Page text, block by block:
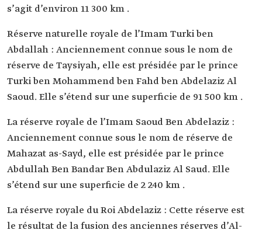
s’agit d’environ 11 300 km .
Réserve naturelle royale de l’Imam Turki ben
Abdallah : Anciennement connue sous le nom de
réserve de Taysiyah, elle est présidée par le prince
Turki ben Mohammend ben Fahd ben Abdelaziz Al
Saoud. Elle s’étend sur une superficie de 91 500 km .
La réserve royale de l’Imam Saoud Ben Abdelaziz :
Anciennement connue sous le nom de réserve de
Mahazat as-Sayd, elle est présidée par le prince
Abdullah Ben Bandar Ben Abdulaziz Al Saud. Elle
s’étend sur une superficie de 2 240 km .
La réserve royale du Roi Abdelaziz : Cette réserve est
le résultat de la fusion des anciennes réserves d’Al-